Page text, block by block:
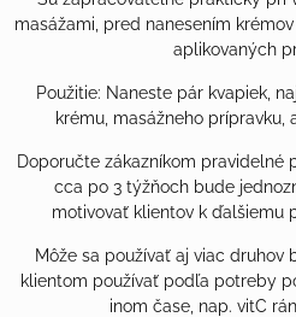
masážami, pred nanesením
aplikovaných
Použitie: Naneste pár kvapiek,
krému, masážneho prípravku,
Doporučte zákazníkom pravidelné
cca po 3 týžňoch bude
motivovať klientov k ďalšiemu
Môže sa používať aj viac druhov
klientom používať podľa potreby
inom čase, nap. vitC